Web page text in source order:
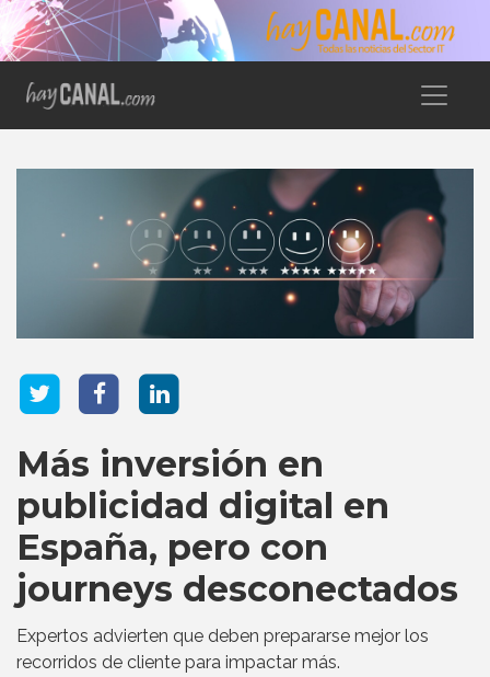
Más inversión en
publicidad digital en
España, pero con
journeys desconectados
Expertos advierten que deben prepararse mejor los
recorridos de cliente para impactar más.